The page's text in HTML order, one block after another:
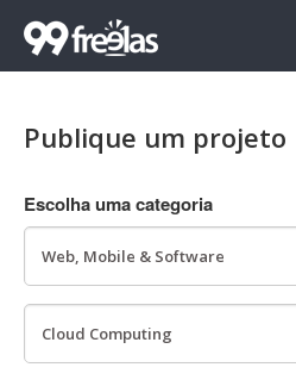
Publique um projeto
Escolha uma categoria